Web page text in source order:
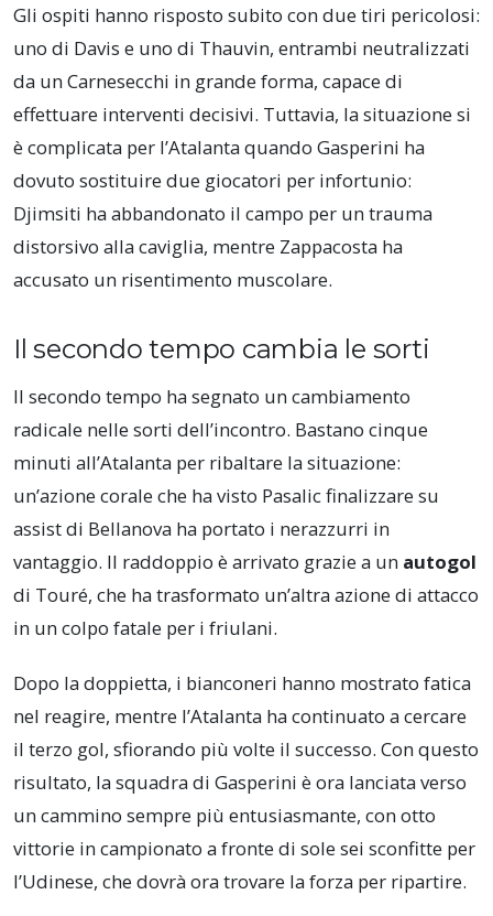
Gli ospiti hanno risposto subito con due tiri pericolosi:
uno di Davis e uno di Thauvin, entrambi neutralizzati
da un Carnesecchi in grande forma, capace di
effettuare interventi decisivi. Tuttavia, la situazione si
è complicata per l’Atalanta quando Gasperini ha
dovuto sostituire due giocatori per infortunio:
Djimsiti ha abbandonato il campo per un trauma
distorsivo alla caviglia, mentre Zappacosta ha
accusato un risentimento muscolare.
Il secondo tempo cambia le sorti
Il secondo tempo ha segnato un cambiamento
radicale nelle sorti dell’incontro. Bastano cinque
minuti all’Atalanta per ribaltare la situazione:
un’azione corale che ha visto Pasalic finalizzare su
assist di Bellanova ha portato i nerazzurri in
vantaggio. Il raddoppio è arrivato grazie a un autogol
di Touré, che ha trasformato un’altra azione di attacco
in un colpo fatale per i friulani.
Dopo la doppietta, i bianconeri hanno mostrato fatica
nel reagire, mentre l’Atalanta ha continuato a cercare
il terzo gol, sfiorando più volte il successo. Con questo
risultato, la squadra di Gasperini è ora lanciata verso
un cammino sempre più entusiasmante, con otto
vittorie in campionato a fronte di sole sei sconfitte per
l’Udinese, che dovrà ora trovare la forza per ripartire.